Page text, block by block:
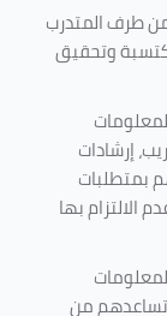
طرف المتدرب
وتحقيق
إرشادات
بمتطلبات
الالتزام بها
تساعدهم من